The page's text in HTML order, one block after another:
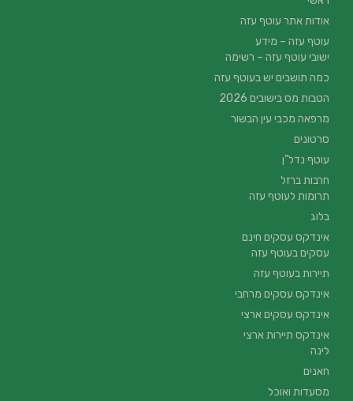
אודות אתר עוטף עזה
עוטף עזה – מידע
ישובי עוטף עזה – רשימה
כמה תושבים יש בעוטף עזה
הטבות מס בישובים 2026
מרפאה מכבי עין הבשור
סרטונים
עוטף נדל”ן
חרבות ברזל
תרומות לעוטף עזה
בלוג
אינדקס עסקים חינם
עסקים בעוטף עזה
תיירות בעוטף עזה
אינדקס עסקים מרחבי
אינדקס עסקים ארצי
אינדקס תיירות ארצי
לינה
חאנים
מסעדות ואוכל